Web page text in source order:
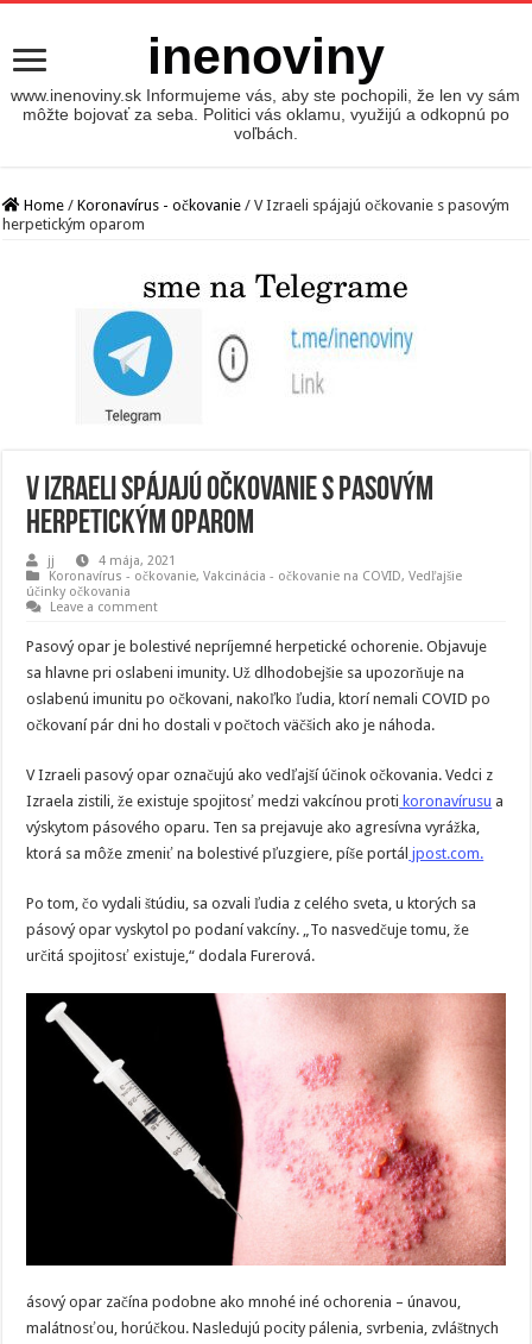
inenoviny
www.inenoviny.sk Informujeme vás, aby ste pochopili, že len vy sám
môžte bojovať za seba. Politici vás oklamu, využijú a odkopnú po
voľbách.
Home / Koronavírus - očkovanie / V Izraeli spájajú očkovanie s pasovým
herpetickým oparom
V Izraeli spájajú očkovanie s pasovým
herpetickým oparom
jj
4 mája, 2021
Koronavírus - očkovanie,Vakcinácia - očkovanie na COVID,Vedľajšie
účinky očkovania
Leave a comment
Pasový opar je bolestivé nepríjemné herpetické ochorenie. Objavuje
sa hlavne pri oslabeni imunity. Už dlhodobejšie sa upozorňuje na
oslabenú imunitu po očkovani, nakoľko ľudia, ktorí nemali COVID po
očkovaní pár dni ho dostali v počtoch väčšich ako je náhoda.
V Izraeli pasový opar označujú ako vedľajší účinok očkovania. Vedci z
Izraela zistili, že existuje spojitosť medzi vakcínou proti koronavírusu a
výskytom pásového oparu. Ten sa prejavuje ako agresívna vyrážka,
ktorá sa môže zmeniť na bolestivé pľuzgiere, píše portál jpost.com.
Po tom, čo vydali štúdiu, sa ozvali ľudia z celého sveta, u ktorých sa
pásový opar vyskytol po podaní vakcíny. „To nasvedčuje tomu, že
určitá spojitosť existuje,“ dodala Furerová.
ásový opar začína podobne ako mnohé iné ochorenia – únavou,
malátnosťou, horúčkou. Nasledujú pocity pálenia, svrbenia, zvláštnych